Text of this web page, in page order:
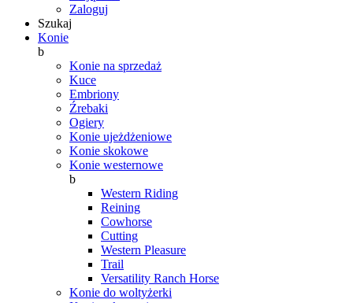
Zaloguj
Szukaj
Konie
b
Konie na sprzedaż
Kuce
Embriony
Źrebaki
Ogiery
Konie ujeżdżeniowe
Konie skokowe
Konie westernowe
b
Western Riding
Reining
Cowhorse
Cutting
Western Pleasure
Trail
Versatility Ranch Horse
Konie do woltyżerki